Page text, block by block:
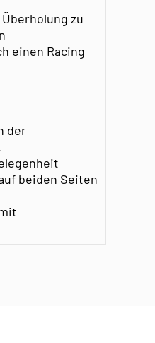
zu
einen Racing
der
beiden Seiten